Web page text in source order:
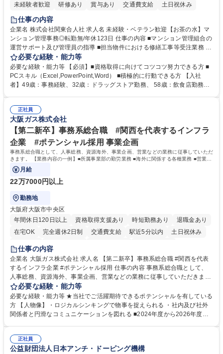
未経験者歓迎
研修あり 賞与あり 交通費支給 土日祝休み
仕事の内容
企業名 株式会社関東合人社 求人名 未経験・ベテラン歓迎【お茶の水】マ
ンション管理事務◎転勤無/年休123日 仕事の内容 ■マンション管理組合の
運営サポート及び管理員の指導 ■担当物件における修繕工事等受注業務 ■
事務所内での事務業務等 ★異業界からの転職者が多数活躍しています
【年収補足】532万円 ＋別途インセンティヴで平均約100万円/年（昨年度
実績） ＋管理業務主任者資格手当50,000円/月 ★親会社である株式会社合
人社計画研究所社のグループ会社として、質の高いサービスと適性価格を
無/年休123日
必要な経験・能力等
必要な経験・能力等 【必須】■資格取得に向けてコツコツ努力できる方 ■
PCスキル（Excel,PowerPoint,Word） ■積極的に行動できる方 【入社
者】49歳：事務経験、32歳：ドラッグストア勤務、 58歳：飲食店勤務
得出来ております！ 【魅力】■フレックス制度、未経験からでも下限年収
を一律支給！ ■管理業務主任者資格取得後には50,000円/月の手当あり！
学歴・資格 学歴：大学院 大学 高専 短大 専修学校 高校 語学力： 資格：第
一種運転免許普通自動車
正社員
大阪ガス株式会社
【第二新卒】事務系総合職 #関西を代表するインフラ
企業 #ポテンシャル採用 事業企画
事務系総合職として、人事総務、資源海外、事業企画、営業などの業務に従事していただ
きます。 【業務内容の一例】■所属事業部の勤労業務 ■海外に関係する各種業務 ■営業部
門の企画スタッフ、ルート営業
月給
22万7000円以上
勤務地
大阪府大阪市中央区
年間休日120日以上
資格取得支援あり 時短勤務あり
退職金あり
在宅OK
完全週休2日制 交通費支給 駅近5分以内
土日祝休み
服装自由
第二新卒歓迎
仕事の内容
企業名 大阪ガス株式会社 求人名 【第二新卒】事務系総合職 #関西を代表
するインフラ企業 #ポテンシャル採用 仕事の内容 事務系総合職として、
人事総務、資源海外、事業企画、営業などの業務に従事していただきま
す。 【業務内容の一例】■所属事業部の勤労業務 ■海外に関係する各種業
務 ■営業部門の企画スタッフ、ルート営業 【キャリアパス】入社後の配属
ポジションで一定期間ご活躍頂いた後、本人の適性及び将来のキャリアを
鑑みてジョブローテーションを行います。 【育成】OJTでの現場育成や研
表するインフラ企業 #ポテンシャル採用
必要な経験・能力等
必要な経験・能力等 ★当社でご活躍期待できるポテンシャルを有している
方 【人物像】・ロジカルシンキングで物事を捉えられる ・社内及び社外
関係者と円滑なコミュニケーションを図れる ■2024年度から2026年度ま
72.html ■エネルギーセキュリティの不安定化や気候変動による自然災害の
甚大化など、これまで以上に社会課題解決の重要性が高まっています。
正社員
公益財団法人日本アンチ・ドーピング機構